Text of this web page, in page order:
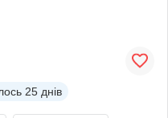
25 днів